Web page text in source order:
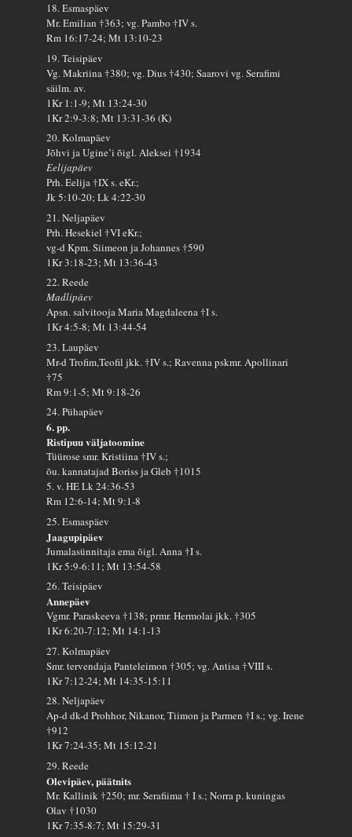
18. Esmaspäev
Mr. Emilian †363; vg. Pambo †IV s.
Rm 16:17-24; Mt 13:10-23
19. Teisipäev
Vg. Makriina †380; vg. Dius †430; Saarovi vg. Serafimi
säilm. av.
1Kr 1:1-9; Mt 13:24-30
1Kr 2:9-3:8; Mt 13:31-36 (K)
20. Kolmapäev
Jõhvi ja Ugine’i õigl. Aleksei †1934
Eelijapäev
Prh. Eelija †IX s. eKr.;
Jk 5:10-20; Lk 4:22-30
21. Neljapäev
Prh. Hesekiel †VI eKr.;
vg-d Kpm. Siimeon ja Johannes †590
1Kr 3:18-23; Mt 13:36-43
22. Reede
Madlipäev
Apsn. salvitooja Maria Magdaleena †I s.
1Kr 4:5-8; Mt 13:44-54
23. Laupäev
Mr-d Trofim,Teofil jkk. †IV s.; Ravenna pskmr. Apollinari
†75
Rm 9:1-5; Mt 9:18-26
24. Pühapäev
6. pp.
Ristipuu väljatoomine
Tüürose smr. Kristiina †IV s.;
õu. kannatajad Boriss ja Gleb †1015
5. v. HE Lk 24:36-53
Rm 12:6-14; Mt 9:1-8
25. Esmaspäev
Jaagupipäev
Jumalasünnitaja ema õigl. Anna †I s.
1Kr 5:9-6:11; Mt 13:54-58
26. Teisipäev
Annepäev
Vgmr. Paraskeeva †138; prmr. Hermolai jkk. †305
1Kr 6:20-7:12; Mt 14:1-13
27. Kolmapäev
Smr. tervendaja Panteleimon †305; vg. Antisa †VIII s.
1Kr 7:12-24; Mt 14:35-15:11
28. Neljapäev
Ap-d dk-d Prohhor, Nikanor, Tiimon ja Parmen †I s.; vg. Irene
†912
1Kr 7:24-35; Mt 15:12-21
29. Reede
Olevipäev, päätnits
Mr. Kallinik †250; mr. Serafiima † I s.; Norra p. kuningas
Olav †1030
1Kr 7:35-8:7; Mt 15:29-31